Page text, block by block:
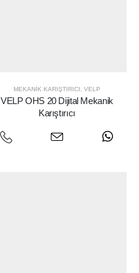
MEKANIK KARIŞTIRICI VELP
VELP OHS 20 Dijital Mekanik
Karıştırıcı